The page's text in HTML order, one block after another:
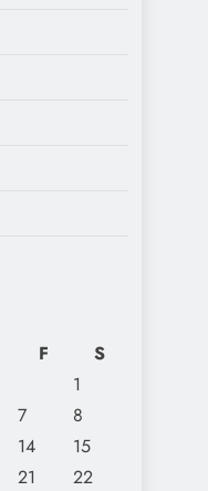
F
S
1
7
8
14
15
21
22